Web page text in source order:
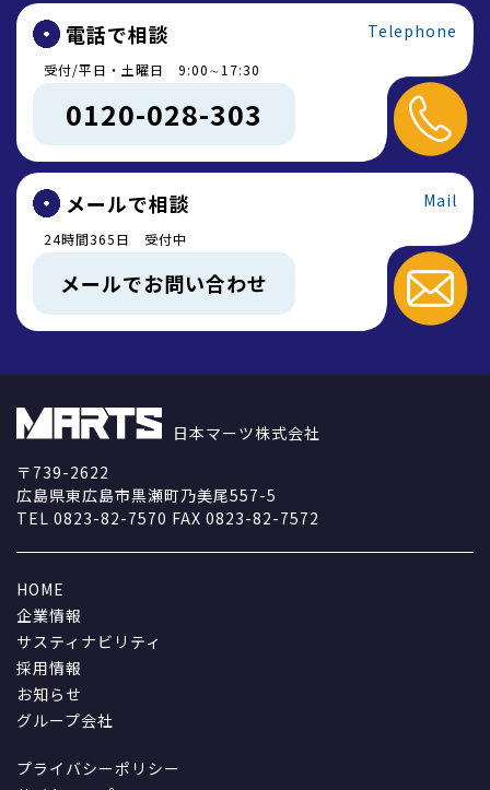
電話で相談 Telephone
受付/平日・土曜日 9:00∼17:30
0120-028-303
メールで相談 Mail
24時間365日 受付中
メールでお問い合わせ
日本マーツ株式会社
〒739-2622
広島県東広島市黒瀬町乃美尾557-5
TEL 0823-82-7570 FAX 0823-82-7572
HOME
企業情報
サスティナビリティ
採用情報
お知らせ
グループ会社
プライバシーポリシー